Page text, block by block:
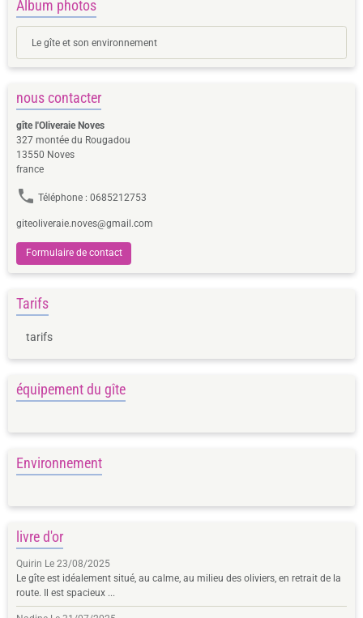
Album photos
Le gîte et son environnement
nous contacter
gîte l'Oliveraie Noves
327 montée du Rougadou
13550 Noves
france
Téléphone : 0685212753
giteoliveraie.noves@gmail.com
Formulaire de contact
Tarifs
tarifs
équipement du gîte
Environnement
livre d'or
Quirin Le 23/08/2025
Le gîte est idéalement situé, au calme, au milieu des oliviers, en retrait de la
route. Il est spacieux ...